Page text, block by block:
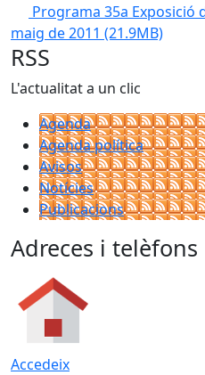
Programa 35a Exposició
maig de 2011 (21.9MB)
RSS
L'actualitat a un clic
Agenda
Agenda política
Avisos
Notícies
Publicacions
Adreces i telèfons
Accedeix